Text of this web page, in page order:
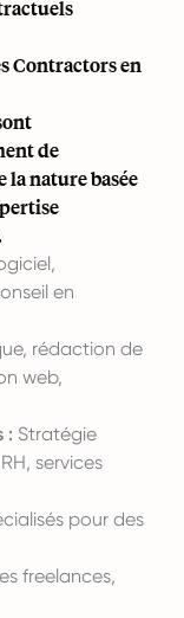
Contractors en
de
la nature basée
en
rédaction de
web,
: Stratégie
services
pour des
freelances,